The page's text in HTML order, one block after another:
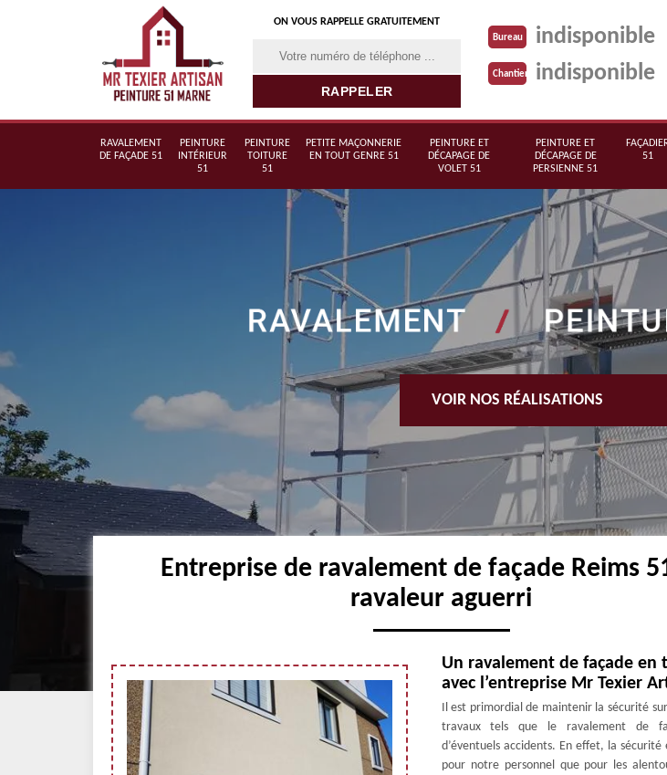
ON VOUS RAPPELLE GRATUITEMENT
Bureau indisponible
Chantier indisponible
RAVALEMENT
DE FAÇADE 51
PEINTURE
INTÉRIEUR
51
PEINTURE
TOITURE
51
PETITE MAÇONNERIE
EN TOUT GENRE 51
PEINTURE ET
DÉCAPAGE DE
VOLET 51
PEINTURE ET
DÉCAPAGE DE
PERSIENNE 51
51
VOIR NOS RÉALISATIONS
Entreprise de ravalement de façade Reims
ravaleur aguerri
Un ravalement de façade en
avec l’entreprise Mr Texier
Il est primordial de maintenir la sécurité
travaux tels que le ravalement de
d’éventuels accidents. En effet, la
pour notre personnel que pour les